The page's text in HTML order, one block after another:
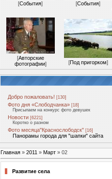
[События] [События]
[Авторские
фотографии] [Под пригорком]
Добро пожаловать! [130]
Фото дня «Слободчанка» [18]
Присылаем на конкурс фото девушек
Новости [6221]
Коротко о разном
Фото месяца"Краснослободск" [16]
Панорамы города для "шапки" сайта
Главная » 2011 » Март » 02
Развитие села